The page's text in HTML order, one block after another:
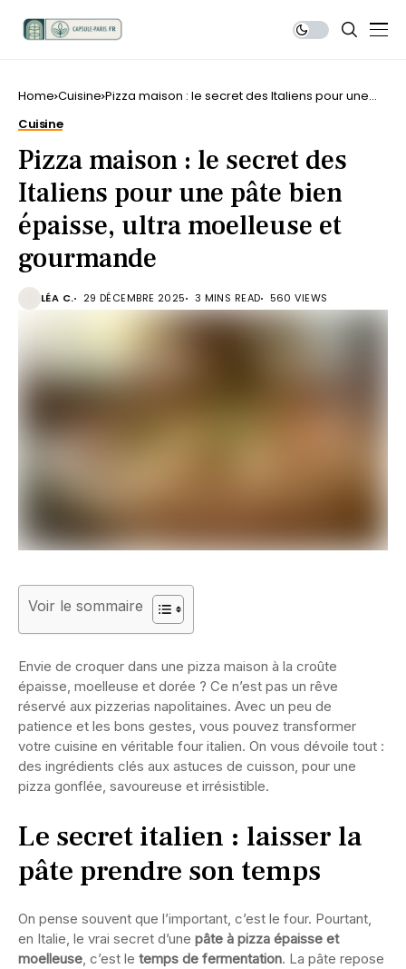
Home Cuisine Pizza maison : le secret des Italiens pour une
Cuisine
Pizza maison : le secret des
Italiens pour une pâte bien
épaisse, ultra moelleuse et
gourmande
LÉA C. 29 DÉCEMBRE 2025 3 MINS READ 560 VIEWS
Voir le sommaire
Envie de croquer dans une pizza maison à la croûte
épaisse, moelleuse et dorée ? Ce n’est pas un rêve
réservé aux pizzerias napolitaines. Avec un peu de
patience et les bons gestes, vous pouvez transformer
votre cuisine en véritable four italien. On vous dévoile tout :
des ingrédients clés aux astuces de cuisson, pour une
pizza gonflée, savoureuse et irrésistible.
Le secret italien : laisser la
pâte prendre son temps
On pense souvent que l’important, c’est le four. Pourtant,
en Italie, le vrai secret d’une pâte à pizza épaisse et
moelleuse, c’est le temps de fermentation. La pâte repose